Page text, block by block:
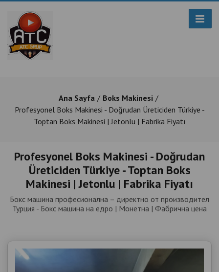
Ana Sayfa
Boks Makinesi
Profesyonel Boks Makinesi - Doğrudan Üreticiden Türkiye -
Toptan Boks Makinesi | Jetonlu | Fabrika Fiyatı
Profesyonel Boks Makinesi - Doğrudan
Üreticiden Türkiye - Toptan Boks
Makinesi | Jetonlu | Fabrika Fiyatı
Бокс машина професионална – директно от производител
Турция - Бокс машина на едро | Монетна | Фабрична цена